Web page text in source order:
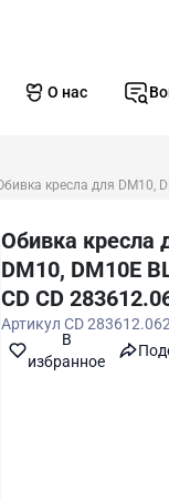
О нас
Обивка кресла
DM10, DM10E
CD CD
Артикул CD 283612.062
В
избранноe